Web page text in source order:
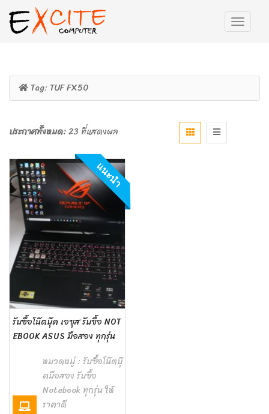
Tag: TUF FX50
ประกาศทั้งหมด:23 ที่แสดงผล
แนะนำ
รับซื้อโน๊ตบุ๊ค เอซุส รับซื้อ NOT
EBOOK ASUS มือสอง ทุกรุ่น
หมวดหมู่ : รับซื้อโน๊ตบุ๊
คมือสอง รับซื้อ
Notebook ทุกรุ่น ให้
ราคาดี